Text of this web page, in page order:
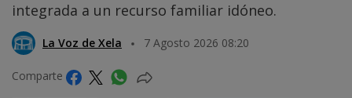
integrada a un recurso familiar idóneo.
La Voz de Xela 7 Agosto 2026 08:20
Comparte